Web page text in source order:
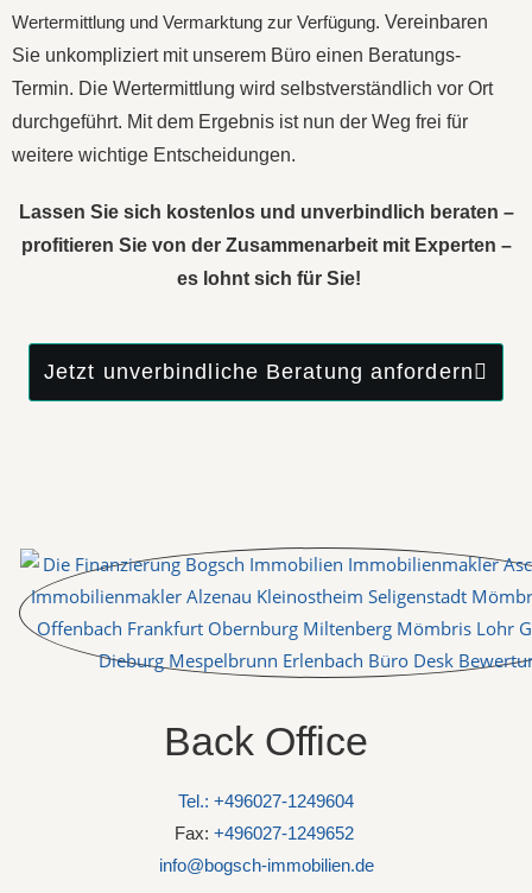
Wertermittlung und Vermarktung zur Verfügung. Vereinbaren
Sie unkompliziert mit unserem Büro einen Beratungs-
Termin. Die Wertermittlung wird selbstverständlich vor Ort
durchgeführt. Mit dem Ergebnis ist nun der Weg frei für
weitere wichtige Entscheidungen.
Lassen Sie sich kostenlos und unverbindlich beraten –
profitieren Sie von der Zusammenarbeit mit Experten –
es lohnt sich für Sie!
Jetzt unverbindliche Beratung anfordern
Back Office
Tel.: +496027-1249604
Fax: +496027-1249652
info@bogsch-immobilien.de